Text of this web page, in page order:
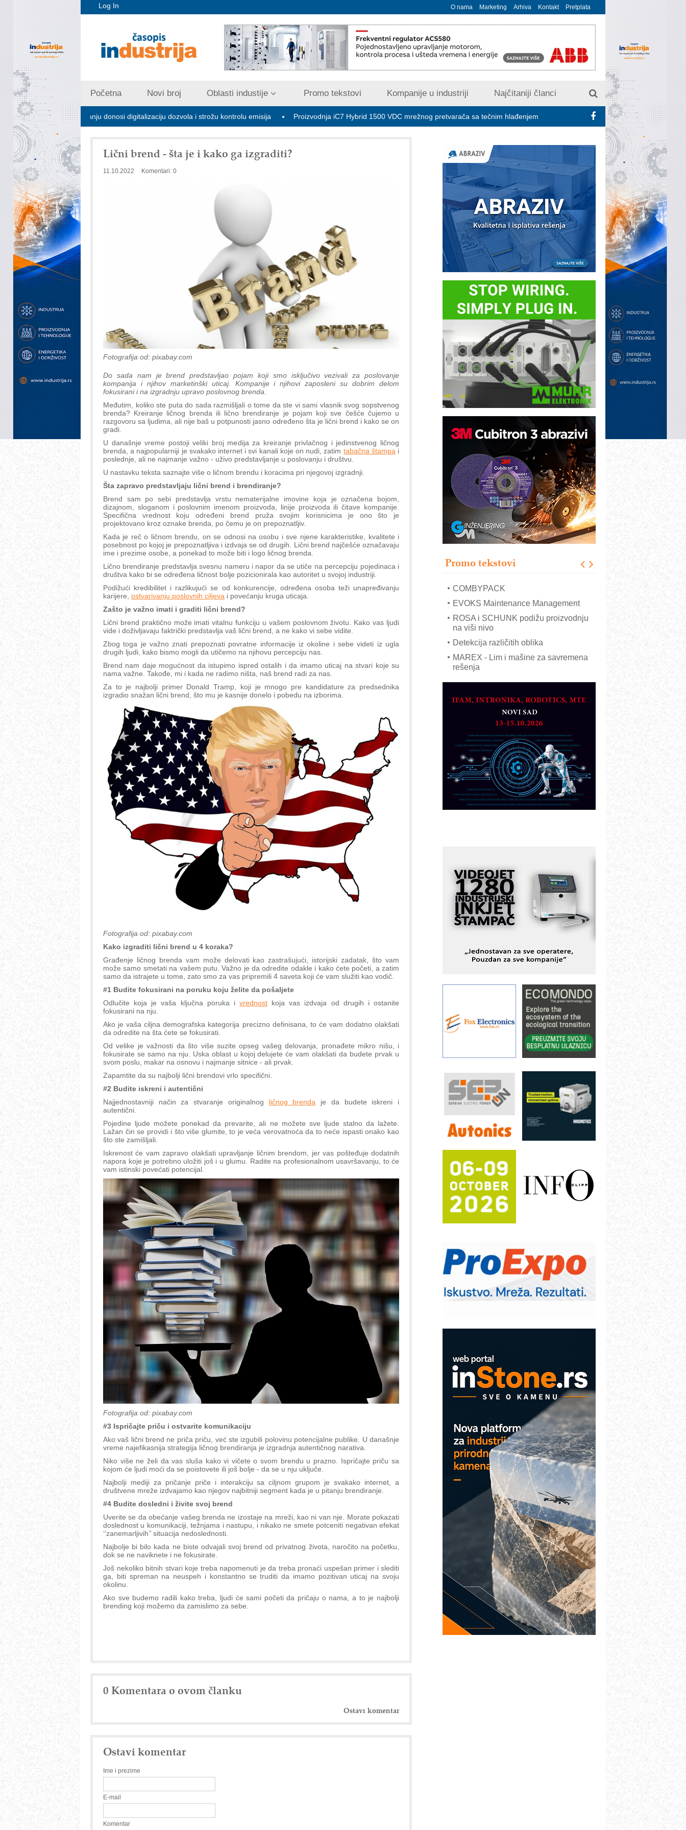
Log In O nama Marketing Arhiva Kontakt Pretplata
Početna Novi broj Oblasti industije Promo tekstovi Kompanije u industriji Najčitaniji članci
zagađivanju donosi digitalizaciju dozvola i strožu kontrolu emisija Proizvodnja iC7 Hybrid 1500 VDC mrežnog pretvarača sa tečnim hlađenjem Minimalac 2027: Sindikati traže veće povećanje
Lični brend - šta je i kako ga izgraditi?
11.10.2022 Komentari: 0
Fotografija od: pixabay.com
Do sada nam je brend predstavljao pojam koji smo isključivo vezivali za poslovanje
kompanija i njihov marketinški uticaj. Kompanije i njihovi zaposleni su dobrim delom
fokusirani i na izgradnju upravo poslovnog brenda.
Međutim, koliko ste puta do sada razmišljali o tome da ste vi sami vlasnik svog sopstvenog
brenda? Kreiranje ličnog brenda ili lično brendiranje je pojam koji sve češće čujemo u
razgovoru sa ljudima, ali nije baš u potpunosti jasno određeno šta je lični brend i kako se on
gradi.
U današnje vreme postoji veliki broj medija za kreiranje privlačnog i jedinstvenog ličnog
brenda, a najpopularniji je svakako internet i svi kanali koje on nudi, zatim tabačna štampai
poslednje, ali ne najmanje važno - uživo predstavljanje u poslovanju i društvu.
U nastavku teksta saznajte više o ličnom brendu i koracima pri njegovoj izgradnji.
Šta zapravo predstavljaju lični brend i brendiranje?
Brend sam po sebi predstavlja vrstu nematerijalne imovine koja je označena bojom,
dizajnom, sloganom i poslovnim imenom proizvoda, linije proizvoda ili čitave kompanije.
Specifična vrednost koju određeni brend pruža svojim korisnicima je ono što je
projektovano kroz oznake brenda, po čemu je on prepoznatljiv.
Kada je reč o ličnom brendu, on se odnosi na osobu i sve njene karakteristike, kvalitete i
posebnost po kojoj je prepoznatljiva i izdvaja se od drugih. Lični brend najčešće označavaju
ime i prezime osobe, a ponekad to može biti i logo ličnog brenda.
Lično brendiranje predstavlja svesnu nameru i napor da se utiče na percepciju pojedinaca i
društva kako bi se određena ličnost bolje pozicionirala kao autoritet u svojoj industriji.
Podižući kredibilitet i razlikujući se od konkurencije, određena osoba teži unapređivanju
karijere, ostvarivanju poslovnih ciljeva i povećanju kruga uticaja.
Zašto je važno imati i graditi lični brend?
Lični brend praktično može imati vitalnu funkciju u vašem poslovnom životu. Kako vas ljudi
vide i doživljavaju faktrički predstavlja vaš lični brend, a ne kako vi sebe vidite.
Zbog toga je važno znati prepoznati povratne informacije iz okoline i sebe videti iz ugla
drugih ljudi, kako bismo mogli da utičemo na njihovu percepciju nas.
Brend nam daje mogućnost da istupimo ispred ostalih i da imamo uticaj na stvari koje su
nama važne. Takođe, mi i kada ne radimo ništa, naš brend radi za nas.
Za to je najbolji primer Donald Tramp, koji je mnogo pre kandidature za predsednika
izgradio snažan lični brend, što mu je kasnije donelo i pobedu na izborima.
Fotografija od: pixabay.com
Kako izgraditi lični brend u 4 koraka?
Građenje ličnog brenda vam može delovati kao zastrašujući, istorijski zadatak, što vam
može samo smetati na vašem putu. Važno je da odredite odakle i kako ćete početi, a zatim
samo da istrajete u tome, zato smo za vas pripremili 4 saveta koji će vam služiti kao vodič.
#1 Budite fokusirani na poruku koju želite da pošaljete
Odlučite koja je vaša ključna poruka i vrednost koja vas izdvaja od drugih i ostanite
fokusirani na nju.
Ako je vaša ciljna demografska kategorija precizno definisana, to će vam dodatno olakšati
da odredite na šta ćete se fokusirati.
Od velike je važnosti da što više suzite opseg vašeg delovanja, pronađete mikro nišu, i
fokusirate se samo na nju. Uska oblast u kojoj delujete će vam olakšati da budete prvak u
svom poslu, makar na osnovu i najmanje sitnice - ali prvak.
Zapamtite da su najbolji lični brendovi vrlo specifični.
#2 Budite iskreni i autentični
Najjednostavniji način za stvaranje originalnog ličnog brenda je da budete iskreni i
autentični.
Pojedine ljude možete ponekad da prevarite, ali ne možete sve ljude stalno da lažete.
Lažan čin se providi i što više glumite, to je veća verovatnoća da to neće ispasti onako kao
što ste zamišljali.
Iskrenost će vam zapravo olakšati upravljanje ličnim brendom, jer vas pošteđuje dodatnih
napora koje je potrebno uložiti još i u glumu. Radite na profesionalnom usavršavanju, to će
vam istinski povećati potencijal.
Fotografija od: pixabay.com
#3 Ispričajte priču i ostvarite komunikaciju
Ako vaš lični brend ne priča priču, već ste izgubili polovinu potencijalne publike. U današnje
vreme najefikasnija strategija ličnog brendiranja je izgradnja autentičnog narativa.
Niko više ne želi da vas sluša kako vi vičete o svom brendu u prazno. Ispričajte priču sa
kojom će ljudi moći da se poistovete ili još bolje - da se u nju uključe.
Najbolji mediji za pričanje priče i interakciju sa ciljnom grupom je svakako internet, a
društvene mreže izdvajamo kao njegov najbitniji segment kada je u pitanju brendiranje.
#4 Budite dosledni i živite svoj brend
Uverite se da obećanje vašeg brenda ne izostaje na mreži, kao ni van nje. Morate pokazati
doslednost u komunikaciji, težnjama i nastupu, i nikako ne smete potceniti negativan efekat
‘’zanemarljivih’’ situacija nedoslednosti.
Najbolje bi bilo kada ne biste odvajali svoj brend od privatnog života, naročito na početku,
dok se ne naviknete i ne fokusirate.
Još nekoliko bitnih stvari koje treba napomenuti je da treba pronaći uspešan primer i slediti
ga, biti spreman na neuspeh i konstantno se truditi da imamo pozitivan uticaj na svoju
okolinu.
Ako sve budemo radili kako treba, ljudi će sami početi da pričaju o nama, a to je najbolji
brending koji možemo da zamislimo za sebe.
0 Komentara o ovom članku
Ostavi komentar
Ostavi komentar
Ime i prezime
E-mail
Komentar
Promo tekstovi
Bezbednost na prvom mestu!
IB BLUMENAUER - više od 40 godina
poverenja u industriji
RMQ-TITAN ADVANCED INDICATOR
– Pametna signalizacija za efikasnije
upravljanje mašinama
Sigurnije ispitivanje transformatora u
solarnim elektranama i vetroparkovima
Pranje točkova na gradilištu- standard
modernog i odgovornog građenja
mrežnog pretvarača sa tečnim
COMBYPACK
EVOKS Maintenance Management
ROSA i SCHUNK podižu proizvodnju
na viši nivo
Detekcija različitih oblika
MAREX - Lim i mašine za savremena
rešenja
Marcom-plast d.o.o.- vaš pouzdan
CTO - Prilagodite svoju toplinsku
PLC AKYTEC
AUKOM: Svetski standard metrologije
dostupan u Srbiji
MOTOMAN – NEXT-Robotika vođena
veštačkom inteligencijom
I.SAFE MOBILE revolucioniše
savremene industrijske i logističke
objekte
Alba d.o.o. – 35 godina preciznosti u
metrologiji i pametnim dozirnim
rešenjima
IBeRTIM - oprema za ispitivanje
STAUFF – Komponente koje
povećavaju pouzdanost hidrauličkih
YAMADA pumpe – japanska
pouzdanost u transferu fluida
Filtration Group Industrial – Napredna
rešenja za filtraciju u hidrauličkim i
procesnim sistemima
RILINEX kompanije Rittal
automatizaciju
Efikasno upravljanje energijom
Automatizacija pakovanja · Display
Potpuna efikasnost bez složenih
sistema
Trajna oznaka kao dugoročna korist
Bezbednost na prvom mestu!
IB BLUMENAUER - više od 40 godina
poverenja u industriji
RMQ-TITAN ADVANCED INDICATOR
upravljanje mašinama
solarnim elektranama i vetroparkovima
Pranje točkova na gradilištu- standard
modernog i odgovornog građenja
Proizvodnja iC7 Hybrid 1500 VDC
mrežnog pretvarača sa tečnim
ROSA i SCHUNK podižu proizvodnju
na viši nivo
Detekcija različitih oblika